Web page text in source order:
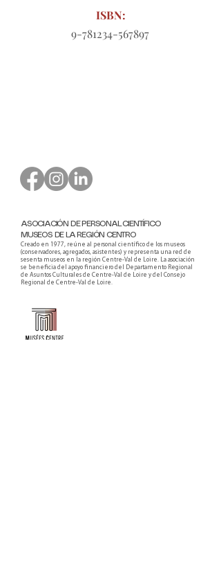
ISBN:
9-781234-567897
ASOCIACIÓN DE PERSONAL CIENTÍFICO
MUSEOS DE LA REGIÓN CENTRO
Creado en 1977, reúne al personal científico de los museos
(conservadores, agregados, asistentes) y representa una red de
sesenta museos en la región Centre-Val de Loire. La asociación
se beneficia del apoyo financiero del Departamento Regional
de Asuntos Culturales de Centre-Val de Loire y del Consejo
Regional de Centre-Val de Loire.